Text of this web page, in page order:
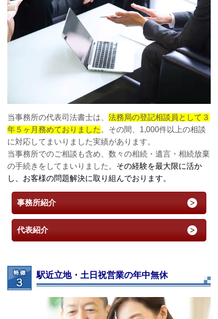
当事務所の代表司法書士は、 法務局の登記相談員として３
年５ヶ月務めておりました。その間、1,000件以上の相談
に対応してまいりました実績があります。
当事務所でのご相談も含め、数々の相続・遺言・相続放棄
の手続きをしてまいりました。 その経験を最大限に活か
し、お客様の問題解決に取り組んでおります。
事務所紹介
代表紹介
駅近立地・土日祝営業の年中無休